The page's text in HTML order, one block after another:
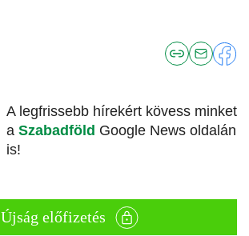
A legfrissebb hírekért kövess minket
a Szabadföld Google News oldalán
is!
Újság előfizetés